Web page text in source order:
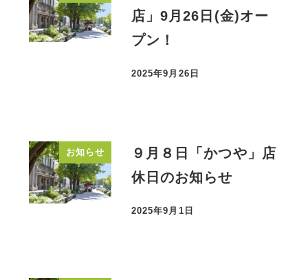
店」9月26日(金)オー
プン！
投稿日
2025年9月26日
お知らせ
９月８日「かつや」店
休日のお知らせ
投稿日
2025年9月1日